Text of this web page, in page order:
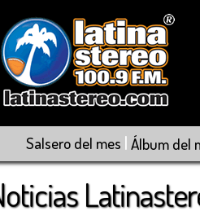
Salsero del mes | Álbum del